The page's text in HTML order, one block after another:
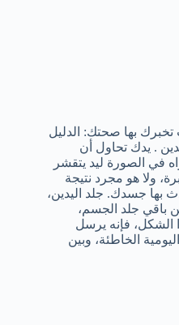
تخبرك بها صحتك: الدليل
. يدك تحاول أن
في الصورة ليد يتقشر
ولا هو مجرد نتيجة
بها جسدك. جلد اليدين،
باقي جلد الجسم،
الشكل، فإنه يرسل
الخاطئة، وبين